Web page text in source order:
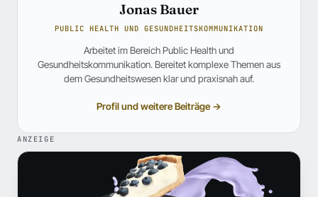
Jonas Bauer
PUBLIC HEALTH UND GESUNDHEITSKOMMUNIKATION
Arbeitet im Bereich Public Health und
Gesundheitskommunikation. Bereitet komplexe Themen aus
dem Gesundheitswesen klar und praxisnah auf.
Profil und weitere Beiträge →
ANZEIGE